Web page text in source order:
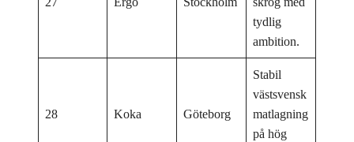
tydlig
ambition.
28 Koka Göteborg
Stabil
västsvensk
matlagning
på hög